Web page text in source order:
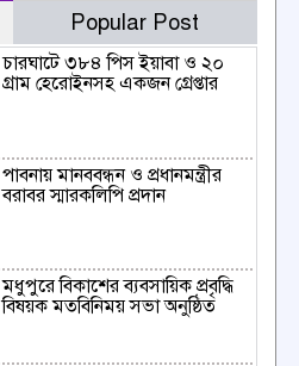
Popular Post
চারঘাটে ৩৮৪ পিস ইয়াবা ও ২০
গ্রাম হেরোইনসহ একজন গ্রেপ্তার
পাবনায় মানববন্ধন ও প্রধানমন্ত্রীর
বরাবর স্মারকলিপি প্রদান
মধুপুরে বিকাশের ব্যবসায়িক প্রবৃদ্ধি
বিষয়ক মতবিনিময় সভা অনুষ্ঠিত